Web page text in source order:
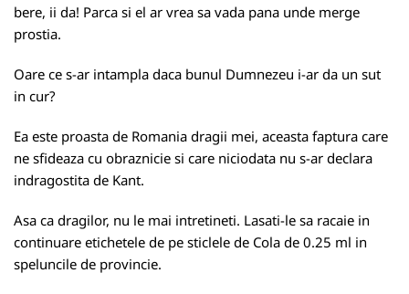
bere, ii da! Parca si el ar vrea sa vada pana unde merge
prostia.
Oare ce s-ar intampla daca bunul Dumnezeu i-ar da un sut
in cur?
Ea este proasta de Romania dragii mei, aceasta faptura care
ne sfideaza cu obraznicie si care niciodata nu s-ar declara
indragostita de Kant.
Asa ca dragilor, nu le mai intretineti. Lasati-le sa racaie in
continuare etichetele de pe sticlele de Cola de 0.25 ml in
speluncile de provincie.